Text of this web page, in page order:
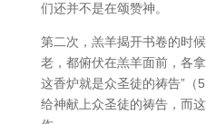
们还并不是在颂赞神。
第二次，羔羊揭开书卷的时
老，都俯伏在羔羊面前，各
这香炉就是众圣徒的祷告”（
给神献上众圣徒的祷告，而